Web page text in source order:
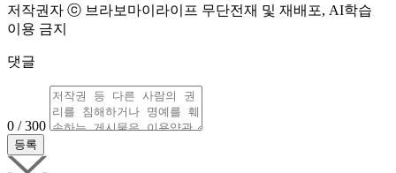
저작권자 ⓒ 브라보마이라이프 무단전재 및 재배포, AI학습
이용 금지
댓글
0 / 300